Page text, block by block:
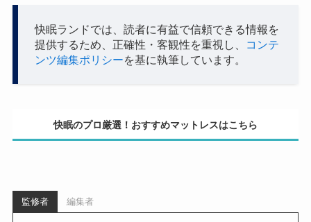
快眠ランドでは、読者に有益で信頼できる情報を
提供するため、正確性・客観性を重視し、
コンテ
ンツ編集ポリシーを基に執筆しています。
快眠のプロ厳選！おすすめマットレスはこちら
監修者 編集者